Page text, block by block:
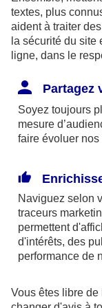
Depuis une
moins directe,
retraite en
d’assurance
minimum de
départ en
la réalité. Selon
(COR), l’âge
devrait
commencé à
textes, plus
aident à traiter
la sécurité du site
ligne, dans le
Partagez
Soyez toujours
mesure
faire évoluer nos
Naviguez selon
traceurs
permettent
d'intérêts, des
performance de
Vous êtes libre de